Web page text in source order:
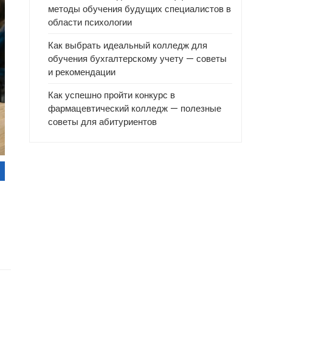
методы обучения будущих специалистов в
области психологии
Как выбрать идеальный колледж для
обучения бухгалтерскому учету — советы
и рекомендации
Как успешно пройти конкурс в
фармацевтический колледж — полезные
советы для абитуриентов